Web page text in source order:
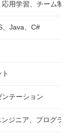
用学習、チーム制作
、Java、C#
テーション
ンジニア、プログラ